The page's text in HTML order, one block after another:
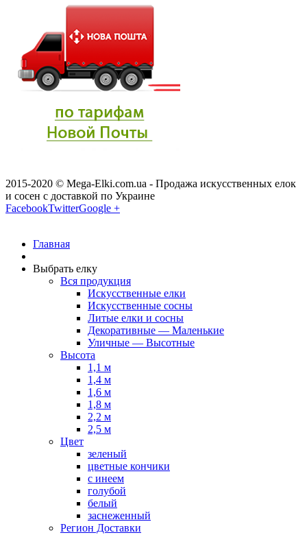
2015-2020 © Mega-Elki.com.ua - Продажа искусственных елок
и сосен с доставкой по Украине
FacebookTwitterGoogle +
Главная
Выбрать елку
Вся продукция
Искусственные елки
Искусственные сосны
Литые елки и сосны
Декоративные — Маленькие
Уличные — Высотные
Высота
1,1 м
1,4 м
1,6 м
1,8 м
2,2 м
2,5 м
Цвет
зеленый
цветные кончики
с инеем
голубой
белый
заснеженный
Регион Доставки